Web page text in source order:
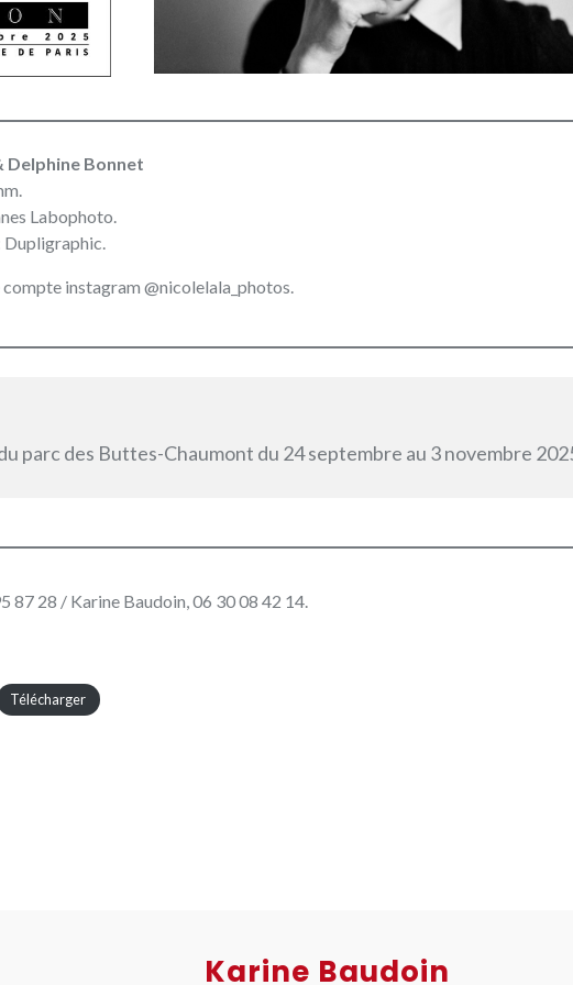
Delphine Bonnet
Labophoto.
Dupligraphic.
compte instagram @nicolelala_photos.
parc des Buttes-Chaumont du 24 septembre au 3 novembre
87 28 / Karine Baudoin, 06 30 08 42 14.
Télécharger
Karine Baudoin